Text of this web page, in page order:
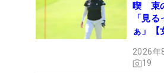
喫 束
「見
ぁ」【
2026年
19